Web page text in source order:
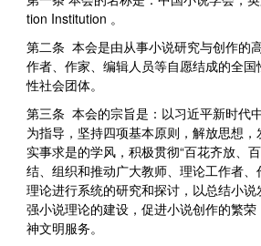
tion Institution 。
第二条 本会是由从事小说研究与创作的
作者、作家、编辑人员等自愿结成的全
性社会团体。
第三条 本会的宗旨是：以习近平新时代
为指导，坚持四项基本原则，解放思想
实事求是的学风，积极贯彻“百花齐放、
结、组织和推动广大教师、理论工作者
理论进行系统的研究和探讨，以总结小
强小说理论的建设，促进小说创作的繁
神文明服务。